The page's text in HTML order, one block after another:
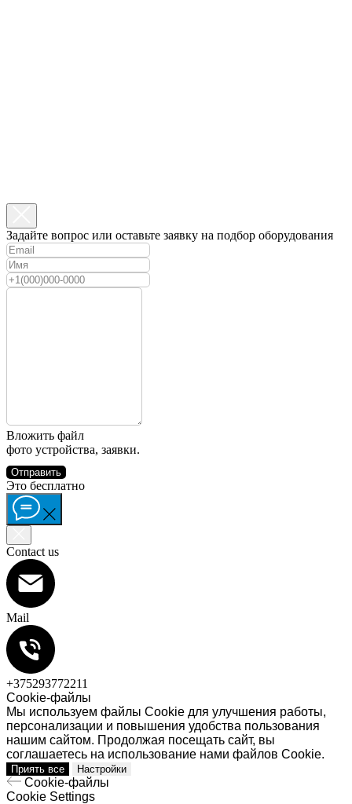
Задайте вопрос или оставьте заявку на подбор оборудования
Вложить файл
фото устройства, заявки.
Отправить
Это бесплатно
Contact us
Mail
+375293772211
Cookie-файлы
Мы используем файлы Cookie для улучшения работы,
персонализации и повышения удобства пользования
нашим сайтом. Продолжая посещать сайт, вы
соглашаетесь на использование нами файлов Cookie.
Приять все Настройки
Cookie-файлы
Cookie Settings